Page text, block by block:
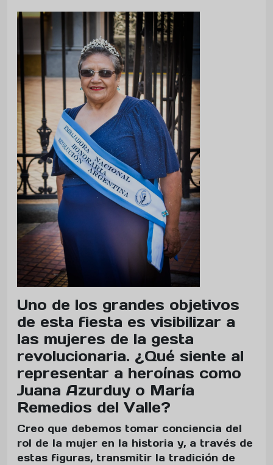
Uno de los grandes objetivos
de esta fiesta es visibilizar a
las mujeres de la gesta
revolucionaria. ¿Qué siente al
representar a heroínas como
Juana Azurduy o María
Remedios del Valle?
Creo que debemos tomar conciencia del
rol de la mujer en la historia y, a través de
estas figuras, transmitir la tradición de